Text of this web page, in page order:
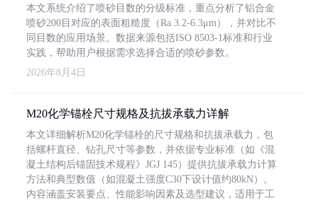
本文系统介绍了喷砂目数的分级标准，重点分析了铝合金
喷砂200目对应的表面粗糙度（Ra 3.2-6.3μm），并对比不
同目数的应用场景。数据来源包括ISO 8503-1标准和行业
实践，帮助用户根据需求选择合适的喷砂参数。
2026年8月4日
M20化学锚栓尺寸规格及抗拔承载力详解
本文详细解析M20化学锚栓的尺寸规格和抗拔承载力，包
括螺杆直径、钻孔尺寸等参数，并依据专业标准（如《混
凝土结构后锚固技术规程》JGJ 145）提供抗拔承载力计算
方法和典型数值（如混凝土强度C30下设计值约80kN）。
内容涵盖安装要点、性能影响因素及选型建议，适用于工